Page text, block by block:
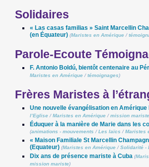
Solidaires
« Las casas familias » Saint Marcellin
(en Équateur) (Maristes en Amérique /
Parole-Ecoute
F. Antonio Boldú, bientôt centenaire au
Maristes en Amérique /témoignages)
Frères Maristes à
Une nouvelle évangélisation en Amérique
l’Eglise /Maristes en Amérique /mission mariste
Éduquer à la manière de Marie dans les
(animations - mouvements /Les laïcs /Maristes
« Maison Familiale St Marcellin
(Equateur) (Maristes en Amérique /Solidarité -
Dix ans de présence mariste à Cuba (
mission mariste)